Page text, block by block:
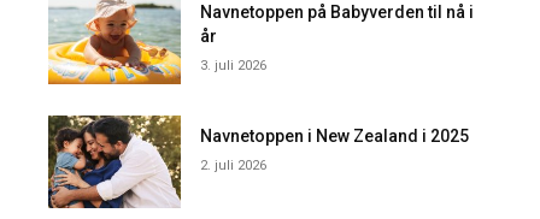
Navnetoppen på Babyverden til nå i
år
3. juli 2026
Navnetoppen i New Zealand i 2025
2. juli 2026